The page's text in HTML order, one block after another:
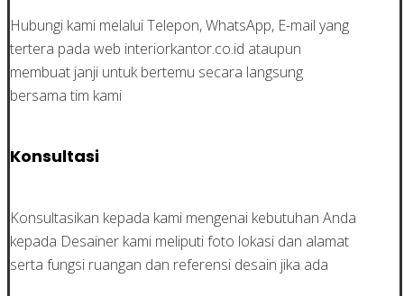
Hubungi kami melalui Telepon, WhatsApp, E-mail yang
tertera pada web interiorkantor.co.id ataupun
membuat janji untuk bertemu secara langsung
bersama tim kami
Konsultasi
Konsultasikan kepada kami mengenai kebutuhan Anda
kepada Desainer kami meliputi foto lokasi dan alamat
serta fungsi ruangan dan referensi desain jika ada